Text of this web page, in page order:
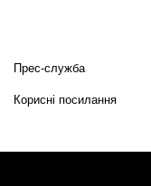
Прес-служба
Корисні посилання